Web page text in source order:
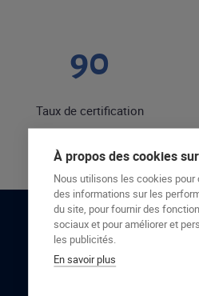
90
Taux de certification
RESTONS EN
À propos des cookies
Nous utilisons les cookies
des informations sur les
du site, pour fournir des
sociaux et pour améliorer et
les publicités.
En savoir plus